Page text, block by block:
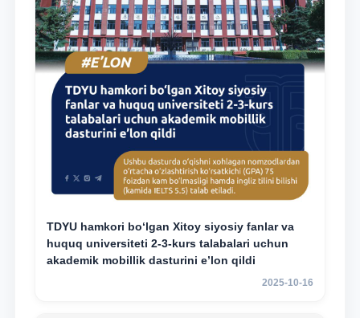
TDYU hamkori bo‘lgan Xitoy siyosiy fanlar va
huquq universiteti 2-3-kurs talabalari uchun
akademik mobillik dasturini e’lon qildi
2025-10-16